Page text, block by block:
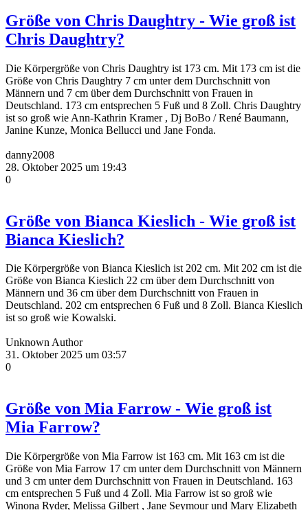
Größe von Chris Daughtry - Wie groß ist
Chris Daughtry?
Die Körpergröße von Chris Daughtry ist 173 cm. Mit 173 cm ist die
Größe von Chris Daughtry 7 cm unter dem Durchschnitt von
Männern und 7 cm über dem Durchschnitt von Frauen in
Deutschland. 173 cm entsprechen 5 Fuß und 8 Zoll. Chris Daughtry
ist so groß wie Ann-Kathrin Kramer , Dj BoBo / René Baumann,
Janine Kunze, Monica Bellucci und Jane Fonda.
danny2008
28. Oktober 2025 um 19:43
0
Größe von Bianca Kieslich - Wie groß ist
Bianca Kieslich?
Die Körpergröße von Bianca Kieslich ist 202 cm. Mit 202 cm ist die
Größe von Bianca Kieslich 22 cm über dem Durchschnitt von
Männern und 36 cm über dem Durchschnitt von Frauen in
Deutschland. 202 cm entsprechen 6 Fuß und 8 Zoll. Bianca Kieslich
ist so groß wie Kowalski.
Unknown Author
31. Oktober 2025 um 03:57
0
Größe von Mia Farrow - Wie groß ist
Mia Farrow?
Die Körpergröße von Mia Farrow ist 163 cm. Mit 163 cm ist die
Größe von Mia Farrow 17 cm unter dem Durchschnitt von Männern
und 3 cm unter dem Durchschnitt von Frauen in Deutschland. 163
cm entsprechen 5 Fuß und 4 Zoll. Mia Farrow ist so groß wie
Winona Ryder, Melissa Gilbert , Jane Seymour und Mary Elizabeth